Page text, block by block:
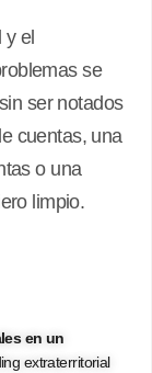
el
se
ser notados
cuentas, una
o una
limpio.
en un
extraterritorial